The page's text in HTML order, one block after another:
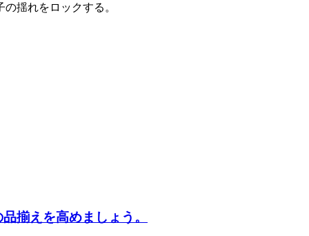
揺れをロックする。
揃えを高めましょう。